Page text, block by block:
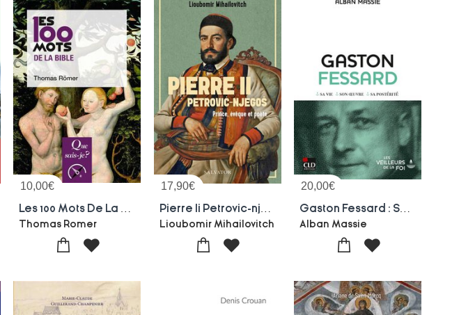
10,00€
Thomas Romer
17,90€
Lioubomir Mihailovitch
20,00€
Alban Massie